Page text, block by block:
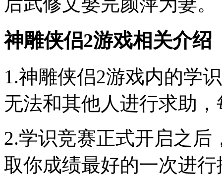
神雕侠侣2游戏相关介绍
1.神雕侠侣2游戏内的学
无法和其他人进行求助
2.学识竞赛正式开启之
取你成绩最好的一次进